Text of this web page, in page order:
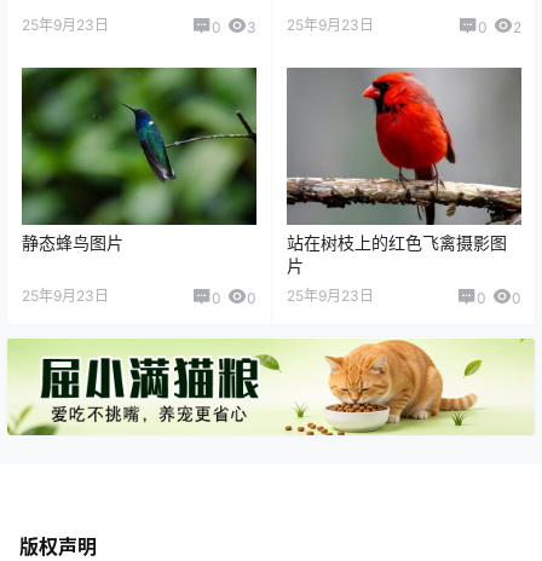
25年9月23日 0 3 25年9月23日 0 2
静态蜂鸟图片
25年9月23日 0 0
站在树枝上的红色飞禽摄影图
片
25年9月23日 0 0
版权声明